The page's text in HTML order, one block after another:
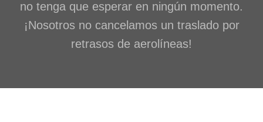
no tenga que esperar en ningún momento.
¡Nosotros no cancelamos un traslado por
retrasos de aerolíneas!